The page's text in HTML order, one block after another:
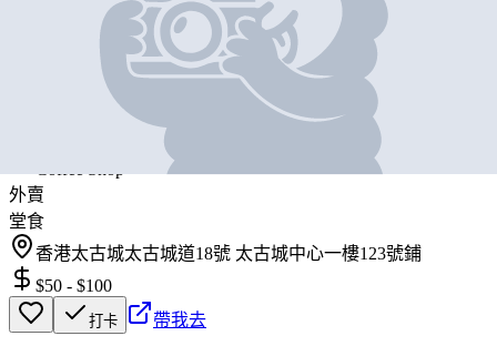
MellowBrown Coffee by UCC
Mellow Brown Coffee by UCC
外賣
堂食
香港太古城太古城道18號 太古城中心一樓123號鋪
$50 - $100
打卡 帶我去